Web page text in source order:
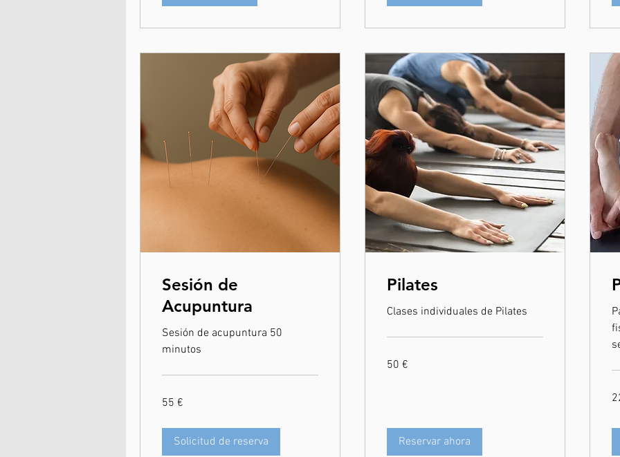
Sesión de
Acupuntura
Sesión de acupuntura 50
minutos
euros
55 €
Solicitud de reserva
Pilates
Clases individuales de Pilates
euros
50 €
Reservar ahora